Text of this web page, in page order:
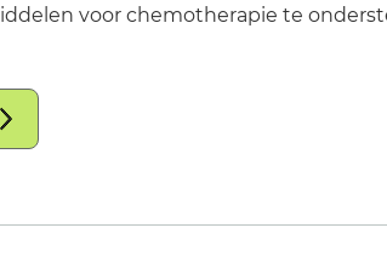
voor chemotherapie te